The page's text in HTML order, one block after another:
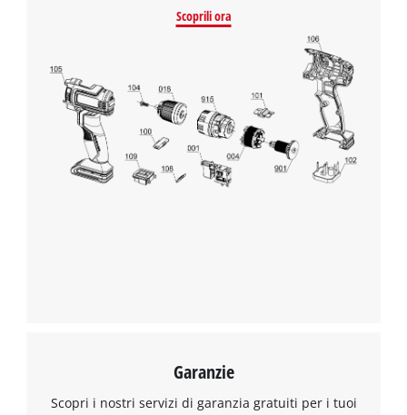
Scoprili ora
Garanzie
Scopri i nostri servizi di garanzia gratuiti per i tuoi